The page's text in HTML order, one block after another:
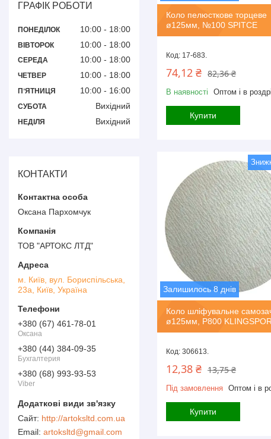
Коло пелюсткове торцеве
ø125мм, №100 SPITCE
17-683.
82,36 ₴
74,12 ₴
В наявності Оптом і в
Купити
Залишилось 8 днів
Коло шліфувальне
ø125мм, P800 KLINGSPOR
306613.
13,75 ₴
12,38 ₴
Під замовлення Оптом і в
Купити
ГРАФІК РОБОТИ
ПОНЕДІЛОК 10:00 18:00
ВІВТОРОК 10:00 18:00
СЕРЕДА 10:00 18:00
ЧЕТВЕР 10:00 18:00
ПʼЯТНИЦЯ 10:00 16:00
СУБОТА Вихідний
НЕДІЛЯ Вихідний
КОНТАКТИ
Оксана Пархомчук
ТОВ "АРТОКС ЛТД"
м. Київ, вул. Бориспільська,
23а, Київ, Україна
+380 (67) 461-78-01
Оксана
+380 (44) 384-09-35
Бухгалтерия
+380 (68) 993-93-53
Viber
http://artoksltd.com.ua
artoksltd@gmail.com